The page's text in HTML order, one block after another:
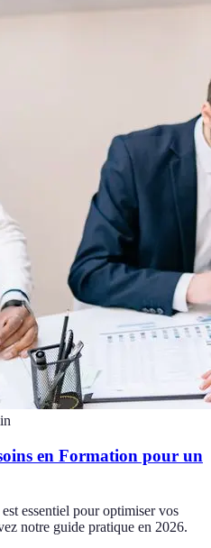
en Formation pour un
essentiel pour optimiser vos
notre guide pratique en 2026.